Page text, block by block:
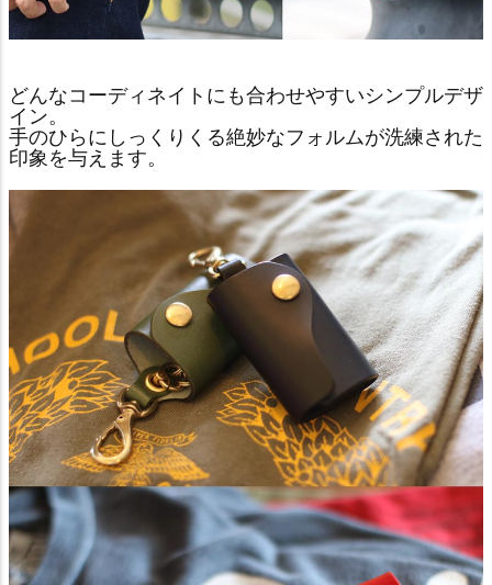
どんなコーディネイトにも合わせやすいシンプルデザ
イン。
手のひらにしっくりくる絶妙なフォルムが洗練された
印象を与えます。